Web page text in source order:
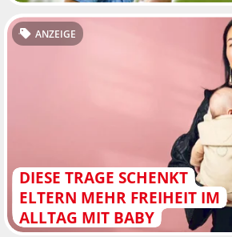
DIESE TRAGE SCHENKT
ELTERN MEHR FREIHEIT IM
ALLTAG MIT BABY
ANZEIGE